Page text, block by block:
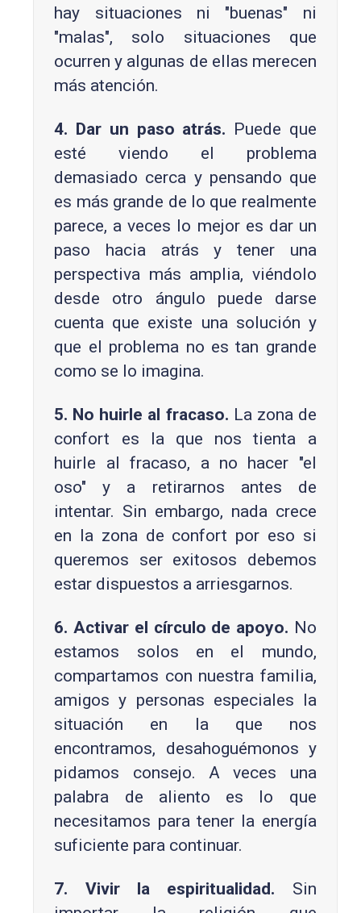
hay situaciones ni "buenas" ni
"malas", solo situaciones que
ocurren y algunas de ellas merecen
más atención.
4. Dar un paso atrás. Puede que
esté viendo el problema
demasiado cerca y pensando que
es más grande de lo que realmente
parece, a veces lo mejor es dar un
paso hacia atrás y tener una
perspectiva más amplia, viéndolo
desde otro ángulo puede darse
cuenta que existe una solución y
que el problema no es tan grande
como se lo imagina.
5. No huirle al fracaso. La zona de
confort es la que nos tienta a
huirle al fracaso, a no hacer "el
oso" y a retirarnos antes de
intentar. Sin embargo, nada crece
en la zona de confort por eso si
queremos ser exitosos debemos
estar dispuestos a arriesgarnos.
6. Activar el círculo de apoyo. No
estamos solos en el mundo,
compartamos con nuestra familia,
amigos y personas especiales la
situación en la que nos
encontramos, desahoguémonos y
pidamos consejo. A veces una
palabra de aliento es lo que
necesitamos para tener la energía
suficiente para continuar.
7. Vivir la espiritualidad. Sin